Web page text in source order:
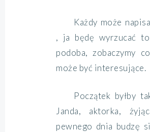
Każdy może
, ja będę wyrzucać
podoba, zobaczymy
może być interesujące.
Początek byłby
Janda, aktorka,
pewnego dnia budzę